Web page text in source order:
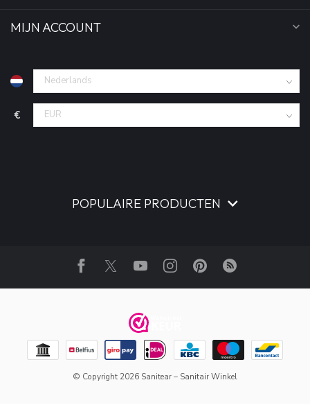
MIJN ACCOUNT
€
POPULAIRE PRODUCTEN
© Copyright 2026 Sanitear – Sanitair Winkel